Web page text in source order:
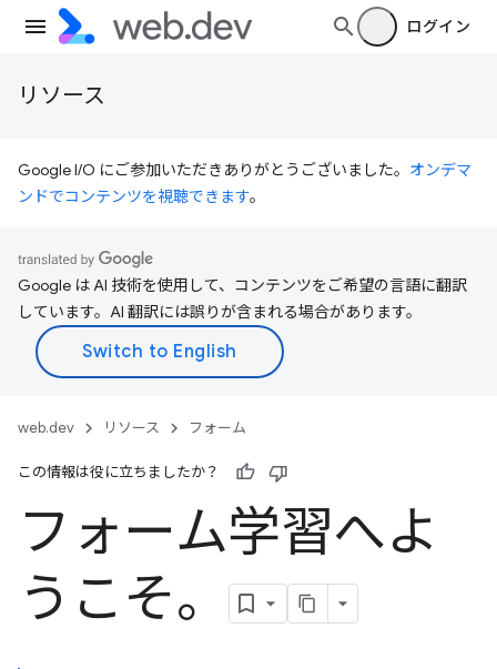
ログイン
リソース
Google I/O にご参加いただきありがとうございました。 オンデマ
ンドでコンテンツを視聴できます。
Google は AI 技術を使用して、コンテンツをご希望の言語に翻訳
しています。AI 翻訳には誤りが含まれる場合があります。
web.dev リソース フォーム
この情報は役に立ちましたか？
フォーム学習へよ
うこそ。